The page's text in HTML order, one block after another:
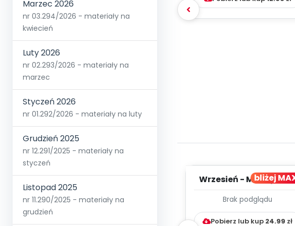
Marzec 2026
nr 03.294/2026 - materiały na
kwiecień
Luty 2026
nr 02.293/2026 - materiały na
marzec
Styczeń 2026
nr 01.292/2026 - materiały na luty
Grudzień 2025
nr 12.291/2025 - materiały na
styczeń
Listopad 2025
nr 11.290/2025 - materiały na
grudzień
bliżej
Wrzesień -
WYCHOWAWCZO –
DYDAKTYC...
Brak podglądu
Pobierz lub kup 24.99 zł